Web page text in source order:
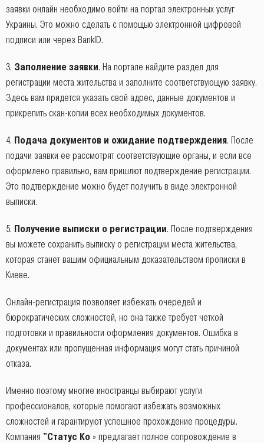
заявки онлайн необходимо войти на портал электронных услуг
Украины. Это можно сделать с помощью электронной цифровой
подписи или через BankID.
3. Заполнение заявки. На портале найдите раздел для
регистрации места жительства и заполните соответствующую заявку.
Здесь вам придется указать свой адрес, данные документов и
прикрепить скан-копии всех необходимых документов.
4. Подача документов и ожидание подтверждения. После
подачи заявки ее рассмотрят соответствующие органы, и если все
оформлено правильно, вам пришлют подтверждение регистрации.
Это подтверждение можно будет получить в виде электронной
выписки.
5. Получение выписки о регистрации. После подтверждения
вы можете сохранить выписку о регистрации места жительства,
которая станет вашим официальным доказательством прописки в
Киеве.
Онлайн-регистрация позволяет избежать очередей и
бюрократических сложностей, но она также требует четкой
подготовки и правильности оформления документов. Ошибка в
документах или пропущенная информация могут стать причиной
отказа.
Именно поэтому многие иностранцы выбирают услуги
профессионалов, которые помогают избежать возможных
сложностей и гарантируют успешное прохождение процедуры.
Компания "Статус Ко » предлагает полное сопровождение в